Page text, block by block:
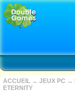
ACCUEIL → JEUX PC →
ETERNITY